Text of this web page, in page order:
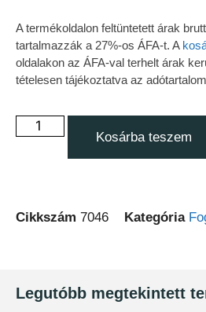
A termékoldalon feltüntetett árak
tartalmazzák a 27%-os ÁFA-t. A
oldalakon az ÁFA-val terhelt árak
tételesen tájékoztatva az
Kosárba teszem
Cikkszám 7046 Kategória
Legutóbb megtekintett